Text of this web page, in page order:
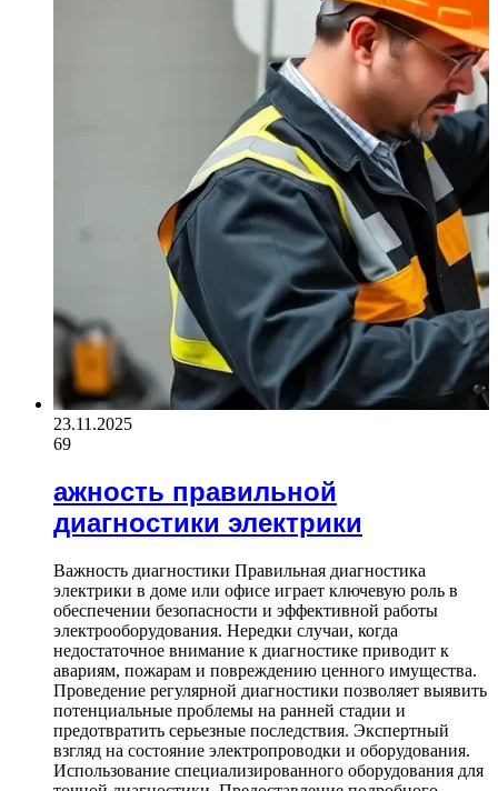
23.11.2025
69
ажность правильной
диагностики электрики
Важность диагностики Правильная диагностика
электрики в доме или офисе играет ключевую роль в
обеспечении безопасности и эффективной работы
электрооборудования. Нередки случаи, когда
недостаточное внимание к диагностике приводит к
авариям, пожарам и повреждению ценного имущества.
Проведение регулярной диагностики позволяет выявить
потенциальные проблемы на ранней стадии и
предотвратить серьезные последствия. Экспертный
взгляд на состояние электропроводки и оборудования.
Использование специализированного оборудования для